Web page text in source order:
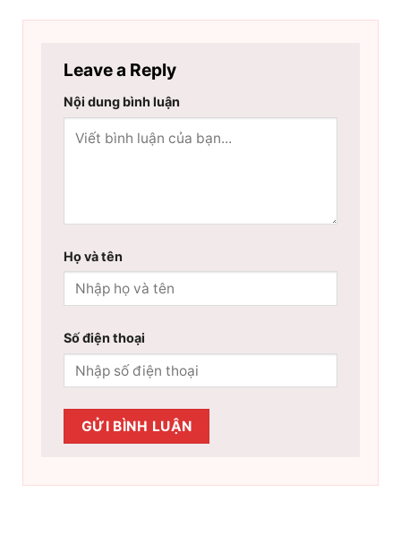
Leave a Reply
Nội dung bình luận
Họ và tên
Số điện thoại